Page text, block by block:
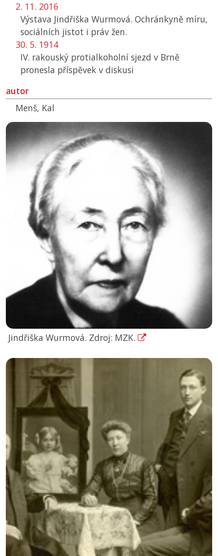
2. 11. 2016
Výstava Jindřiška Wurmová. Ochránkyně míru,
sociálních jistot i práv žen.
30. 5. 1914
IV. rakouský protialkoholní sjezd v Brně
pronesla příspěvek v diskusi
autor
Menš, Kal
Jindřiška Wurmová. Zdroj: MZK.